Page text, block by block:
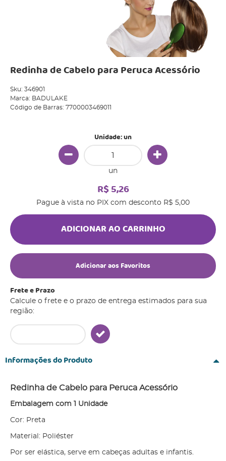
Redinha de Cabelo para Peruca Acessório
Sku: 346901
Marca: BADULAKE
Código de Barras: 7700003469011
Unidade: un
un
R$ 5,26
Pague à vista no PIX com desconto R$ 5,00
ADICIONAR AO CARRINHO
Adicionar aos Favoritos
Frete e Prazo
Calcule o frete e o prazo de entrega estimados para sua
região:
Informações do Produto
Redinha de Cabelo para Peruca Acessório
Embalagem com 1 Unidade
Cor: Preta
Material: Poliéster
Por ser elástica, serve em cabeças adultas e infantis.